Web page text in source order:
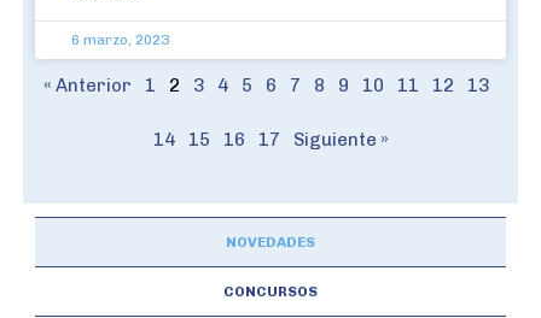
NOVEDADES
CONCURSOS
6 marzo, 2023
« Anterior 1 2 3 4 5 6 7 8 9 10 11 12 13
14 15 16 17 Siguiente »